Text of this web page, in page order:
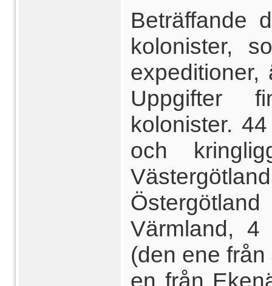
Beträffande
kolonister,
expeditioner,
Uppgifter
kolonister.
och
Värmland,
(den ene
en från